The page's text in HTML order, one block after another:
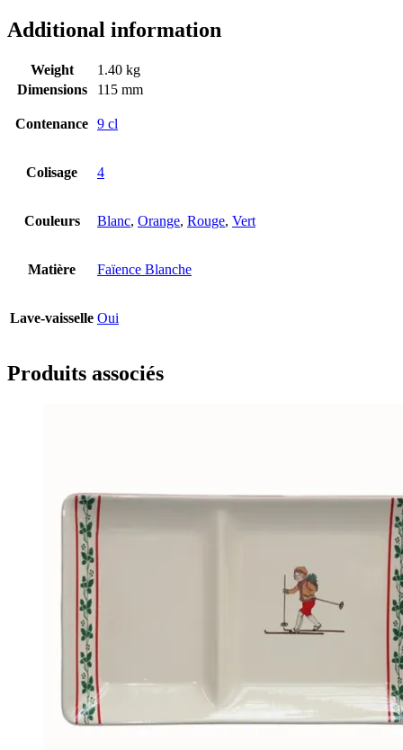
Additional information
Weight
1.40 kg
Dimensions
115 mm
Contenance 9 cl
Colisage 4
Couleurs Blanc, Orange, Rouge, Vert
Matière Faïence Blanche
Lave-vaisselle Oui
Produits associés